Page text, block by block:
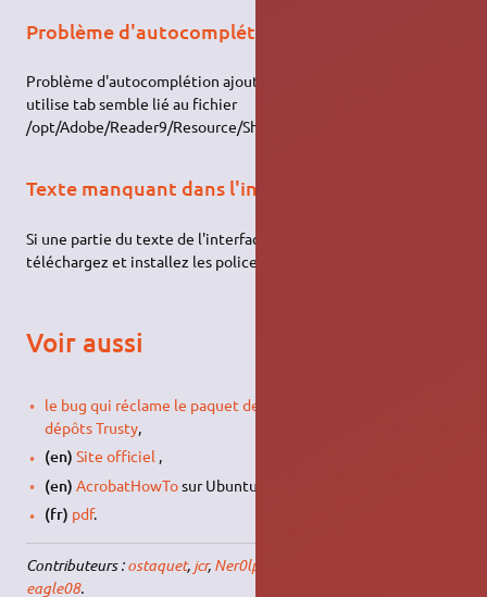
Problème d'autocomplétion
Problème d'autocomplétion ajoutant un espace lorsqu'on
utilise tab semble lié au fichier
/opt/Adobe/Reader9/Resource/Shell/acroread_tab. Voir
Texte manquant dans l'interface
Si une partie du texte de l'interface graphique ne s'affiche pas,
téléchargez et installez les polices de caractères Segoe UI.
Voir aussi
le bug qui réclame le paquet deb de la version 9.5.5 pour les
dépôts Trusty,
(en) Site officiel ,
(en) AcrobatHowTosur Ubuntu.com,
(fr) pdf.
Contributeurs :ostaquet, jcr, Ner0lph
eagle08.